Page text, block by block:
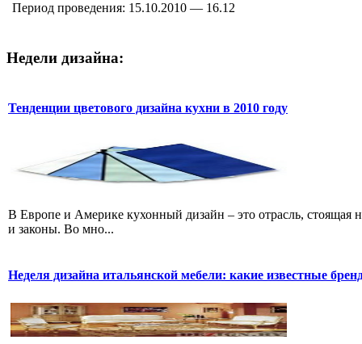
Период проведения: 15.10.2010 — 16.12
Недели дизайна:
Тенденции цветового дизайна кухни в 2010 году
В Европе и Америке кухонный дизайн – это отрасль, стоящая
и законы. Во мно...
Неделя дизайна итальянской мебели: какие известные